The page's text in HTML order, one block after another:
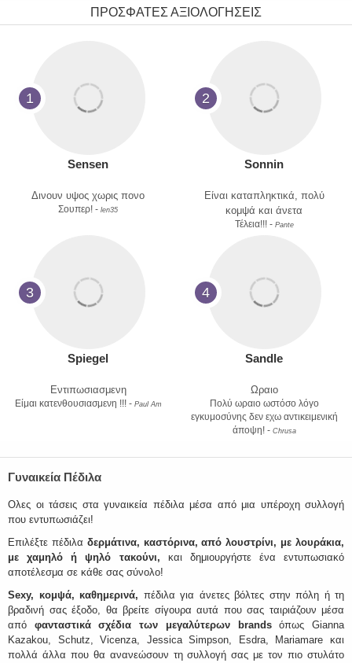
ΠΡΟΣΦΑΤΕΣ ΑΞΙΟΛΟΓΗΣΕΙΣ
1
Sensen
Δινουν υψος χωρις πονο
Σουπερ! - len35
2
Sonnin
Είναι καταπληκτικά, πολύ
κομψά και άνετα
Τέλεια!!! - Pante
3
Spiegel
Εντιπωσιασμενη
Είμαι κατενθουσιασμενη !!! - Paul Am
4
Sandle
Ωραιο
Πολύ ωραιο ωστόσο λόγο
εγκυμοσύνης δεν εχω αντικειμενική
άποψη! - Chrusa
Γυναικεία Πέδιλα
Ολες οι τάσεις στα γυναικεία πέδιλα μέσα από μια υπέροχη συλλογή
που εντυπωσιάζει!
Επιλέξτε πέδιλα δερμάτινα, καστόρινα, από λουστρίνι, με λουράκια,
με χαμηλό ή ψηλό τακούνι, και δημιουργήστε ένα εντυπωσιακό
αποτέλεσμα σε κάθε σας σύνολο!
Sexy, κομψά, καθημερινά, πέδιλα για άνετες βόλτες στην πόλη ή τη
βραδινή σας έξοδο, θα βρείτε σίγουρα αυτά που σας ταιριάζουν μέσα
από φανταστικά σχέδια των μεγαλύτερων brandsόπως Gianna
Kazakou, Schutz, Vicenza, Jessica Simpson, Esdra, Mariamare και
πολλά άλλα που θα ανανεώσουν τη συλλογή σας με τον πιο στυλάτο